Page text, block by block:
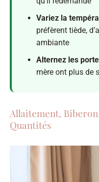
Variez la
préfèrent tiède,
ambiante
Alternez les
mère ont plus de
Allaitement,
Quantités